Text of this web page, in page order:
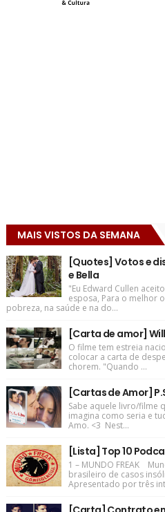
MAIS VISTOS DA SEMANA
[Quotes] Votos e
e Bella
"Eu Edward Cullen
esposa, Para o melhor
pobreza, na saúde e na do...
[Carta de amor]
O filme tem estreia
colocar a carta de
chorem. "Quando ...
[Cartas de Amor]
Sabe aquele livro/filme
imagina como seria e
Amo. <3 Nest...
[Lista] Top 10
1 – MUNDO FREAK
brasileiro de casos
Apresentado por três